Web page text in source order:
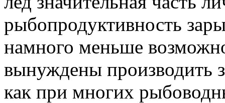
рыбопродуктивность
намного меньше
вынуждены производить
как при многих